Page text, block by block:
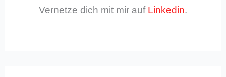
Vernetze dich mit mir auf Linkedin.